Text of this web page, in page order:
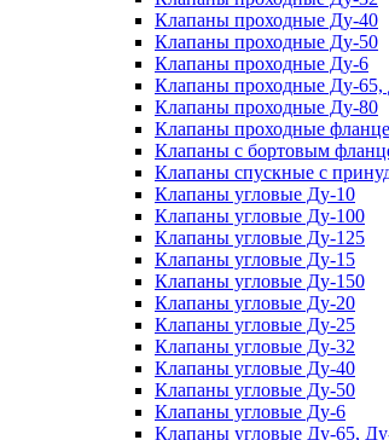
Клапаны проходные Ду-40
Клапаны проходные Ду-50
Клапаны проходные Ду-6
Клапаны проходные Ду-65,
Клапаны проходные Ду-80
Клапаны проходные
Клапаны с бортовым
Клапаны спускные с
Клапаны угловые Ду-10
Клапаны угловые Ду-100
Клапаны угловые Ду-125
Клапаны угловые Ду-15
Клапаны угловые Ду-150
Клапаны угловые Ду-20
Клапаны угловые Ду-25
Клапаны угловые Ду-32
Клапаны угловые Ду-40
Клапаны угловые Ду-50
Клапаны угловые Ду-6
Клапаны угловые Ду-65,